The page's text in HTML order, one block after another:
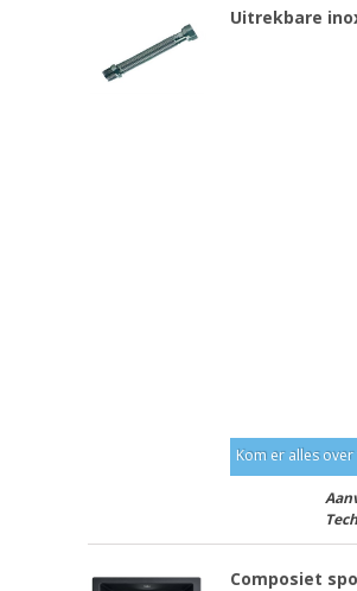
Uitrekbare
Kom er alles
Composiet